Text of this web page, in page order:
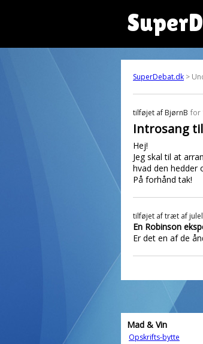
SuperDebat.dk >
tilføjet af BjørnB for
Introsang
Hej!
Jeg skal til at
hvad den hedder
På forhånd tak!
tilføjet aftræt af
En Robinson
Er det en af de
Mad & Vin
Opskrifts-bytte